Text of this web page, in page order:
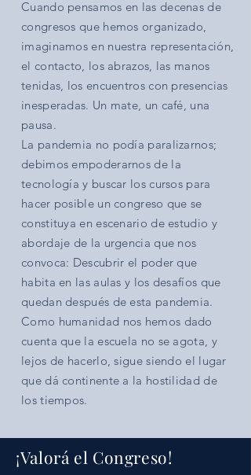
Cuando pensamos en las decenas de
congresos que hemos organizado,
imaginamos en nuestra representación,
el contacto, los abrazos, las manos
tenidas, los encuentros con presencias
inesperadas. Un mate, un café, una
pausa.
La pandemia no podía paralizarnos;
debimos empoderarnos de la
tecnología y buscar los cursos para
hacer posible un congreso que se
constituya en escenario de estudio y
abordaje de la urgencia que nos
convoca: Descubrir el poder que
habita en las aulas y los desafíos que
quedan después de esta pandemia.
Como humanidad nos hemos dado
cuenta que la escuela no se agota, y
lejos de hacerlo, sigue siendo el lugar
que dá continente a la hostilidad de
los tiempos.
¡Valorá el Congreso!